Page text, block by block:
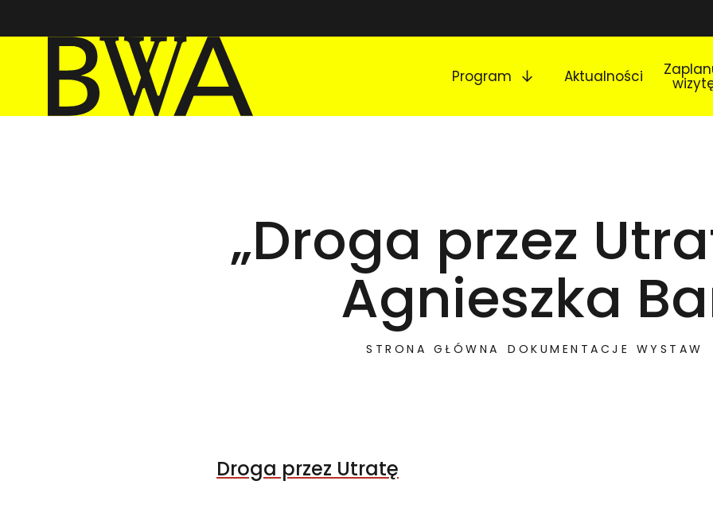
BWA Wrocław
Galerie Sztuki Współczesnej
Program Aktualności
„Droga przez
Agnieszka
STRONA GŁÓWNA DOKUMENTACJE WYSTAW
Droga przez Utratę